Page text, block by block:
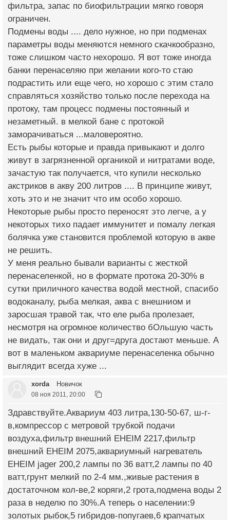
фильтра, запас по биофильтрации мягко говоря
ограничен.
Подмены воды .... дело нужное, но при подменах
параметры воды меняются немного скачкообразно,
тоже слишком часто нехорошо. Я вот тоже иногда
банки перенаселяю при желании кого-то стаю
подрастить или еще чего, но хорошо с этим стало
справляться хозяйство только после перехода на
протоку, там процесс подмены постоянный и
незаметный. в мелкой бане с протокой
заморачиваться ...маловероятно.
Есть рыбы которые и правда привыкают и долго
живут в загрязненной органикой и нитратами воде,
зачастую так получается, что купили несколько
акстриков в акву 200 литров .... В принципе живут,
хоть это и не значит что им особо хорошо.
Некоторые рыбы просто переносят это легче, а у
некоторых тихо падает иммунитет и помалу легкая
болячка уже становится проблемой которую в акве
не решить.
У меня реально бывали варианты с жесткой
перенаселенкой, но в формате протока 20-30% в
сутки приличного качества водой местной, спасибо
водоканалу, рыба мелкая, аква с внешниом и
заросшая травой так, что еле рыба пролезает,
несмотря на огромное количество бОльшую часть
не видать, так они и друг=друга достают меньше. А
вот в маленьком аквариуме перенаселенка обычно
выглядит всегда хуже ...
xorda Новичок
08 ноя 2011, 20:00
Здравствуйте.Аквариум 403 литра,130-50-67, ш-г-
в,компрессор с метровой трубкой подачи
воздуха,фильтр внешний EHEIM 2217,фильтр
внешний EHEIM 2075,аквариумный нагреватель
EHEIM jager 200,2 лампы по 36 ватт,2 лампы по 40
ватт,грунт мелкий по 2-4 мм.,живые растения в
достаточном кол-ве,2 коряги,2 грота,подмена воды 2
раза в неделю по 30%.А теперь о населении:9
золотых рыбок,5 гибридов-попугаев,6 крапчатых